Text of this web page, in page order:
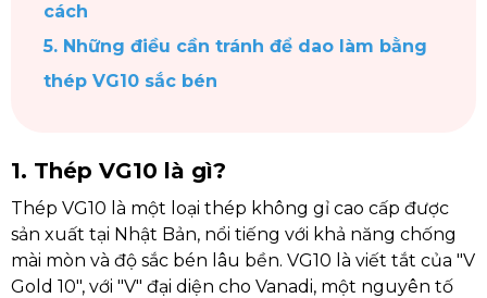
cách
5. Những điều cần tránh để dao làm bằng
thép VG10 sắc bén
1. Thép VG10 là gì?
Thép VG10 là một loại thép không gỉ cao cấp được
sản xuất tại Nhật Bản, nổi tiếng với khả năng chống
mài mòn và độ sắc bén lâu bền. VG10 là viết tắt của "V
Gold 10", với "V" đại diện cho Vanadi, một nguyên tố